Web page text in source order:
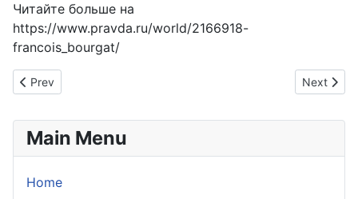
Читайте больше на
https://www.pravda.ru/world/2166918-
francois_bourgat/
Previous article: Galli Monastyreva Αφρική
Prev Next
Next
Main Menu
Home